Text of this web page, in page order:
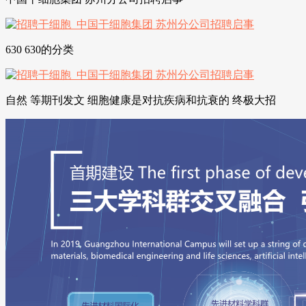
630 630的分类
自然 等期刊发文 细胞健康是对抗疾病和抗衰的 终极大招